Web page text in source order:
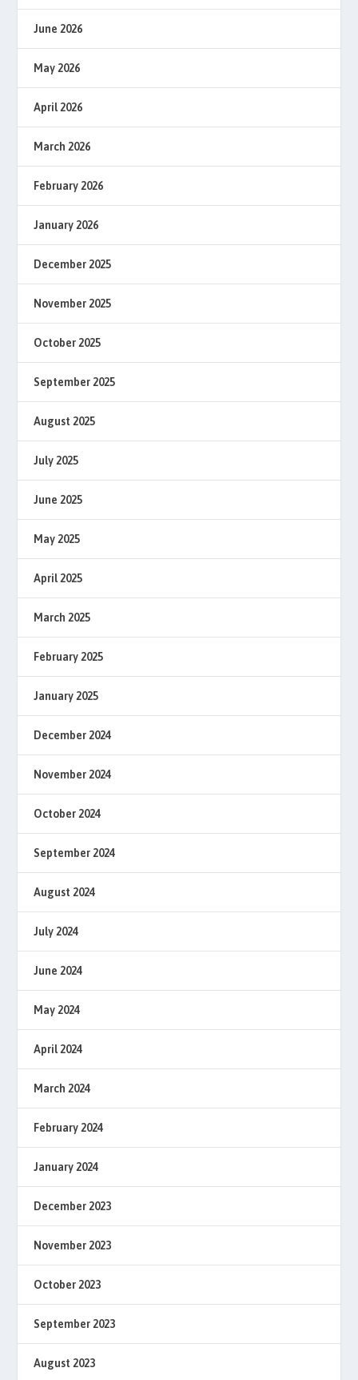
June 2026
May 2026
April 2026
March 2026
February 2026
January 2026
December 2025
November 2025
October 2025
September 2025
August 2025
July 2025
June 2025
May 2025
April 2025
March 2025
February 2025
January 2025
December 2024
November 2024
October 2024
September 2024
August 2024
July 2024
June 2024
May 2024
April 2024
March 2024
February 2024
January 2024
December 2023
November 2023
October 2023
September 2023
August 2023